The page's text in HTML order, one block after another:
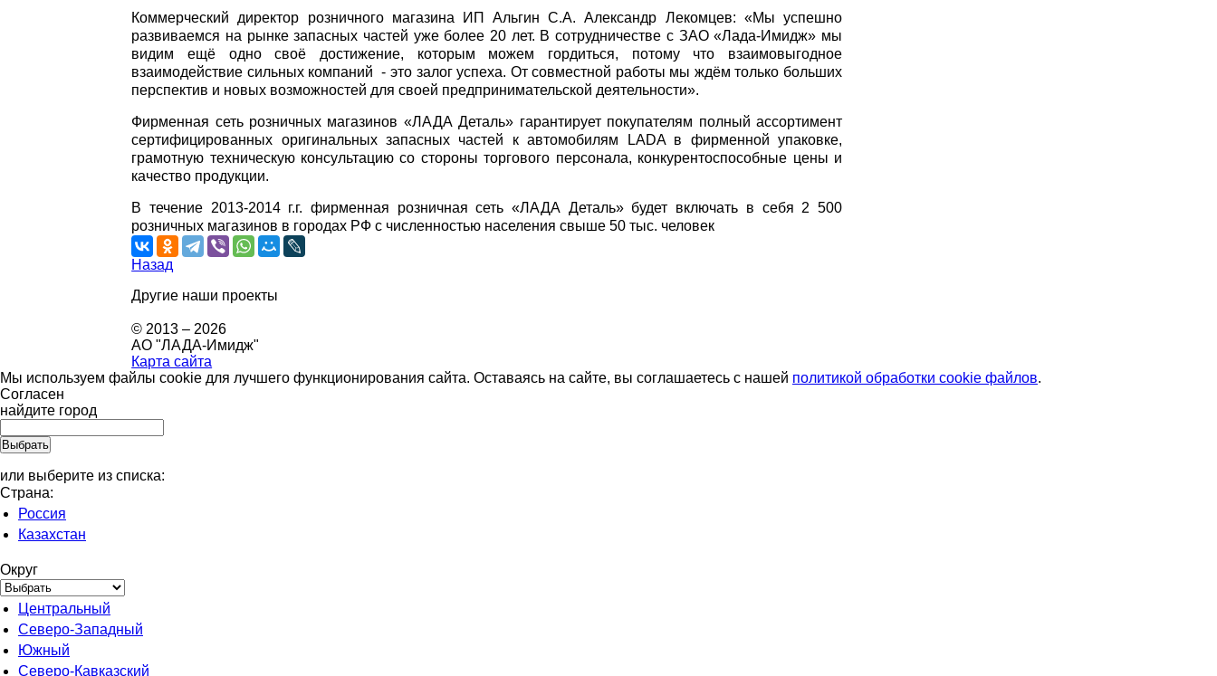
Коммерческий директор розничного магазина ИП Альгин С.А. Александр Лекомцев: «Мы успешно
развиваемся на рынке запасных частей уже более 20 лет. В сотрудничестве с ЗАО «Лада-Имидж» мы
видим ещё одно своё достижение, которым можем гордиться, потому что взаимовыгодное
взаимодействие сильных компаний - это залог успеха. От совместной работы мы ждём только больших
перспектив и новых возможностей для своей предпринимательской деятельности».
Фирменная сеть розничных магазинов «ЛАДА Деталь» гарантирует покупателям полный ассортимент
сертифицированных оригинальных запасных частей к автомобилям LADA в фирменной упаковке,
грамотную техническую консультацию со стороны торгового персонала, конкурентоспособные цены и
качество продукции.
В течение 2013-2014 г.г. фирменная розничная сеть «ЛАДА Деталь» будет включать в себя 2 500
розничных магазинов в городах РФ с численностью населения свыше 50 тыс. человек
Назад
Другие наши проекты
© 2013 – 2026
АО "ЛАДА-Имидж"
Карта сайта
Мы используем файлы cookie для лучшего функционирования сайта. Оставаясь на сайте, вы соглашаетесь с нашей политикой обработки cookie файлов.
Согласен
найдите город
или выберите из списка:
Страна:
Россия
Казахстан
Округ
Центральный
Северо-Западный
Южный
Северо-Кавказский